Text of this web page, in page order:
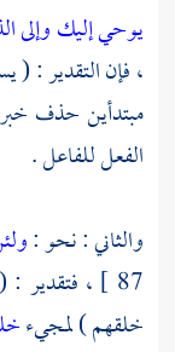
يوحي إليك وإلى
، فإن التقدير : (
مبتدأين حذف
الفعل للفاعل .
والثاني : نحو :
87 ] ، فتقدير : ( خلقهم
خلقهم ) لمجيء